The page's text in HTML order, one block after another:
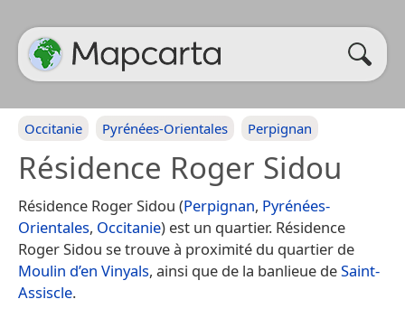
Occitanie Pyrénées-Orientales Perpignan
Résidence Roger Sidou
Résidence Roger Sidou (Perpignan, Pyrénées-
Orientales, Occitanie) est un quartier. Résidence
Roger Sidou se trouve à proximité du quartier de
Moulin d’en Vinyals, ainsi que de la banlieue deSaint-
Assiscle.